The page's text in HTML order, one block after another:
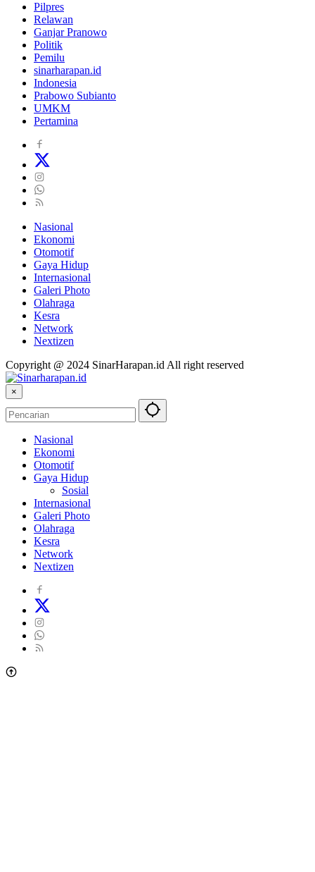
Pilpres
Relawan
Ganjar Pranowo
Politik
Pemilu
sinarharapan.id
Indonesia
Prabowo Subianto
UMKM
Pertamina
Nasional
Ekonomi
Otomotif
Gaya Hidup
Internasional
Galeri Photo
Olahraga
Kesra
Network
Nextizen
Copyright @ 2024 SinarHarapan.id All right reserved
×
Nasional
Ekonomi
Otomotif
Gaya Hidup
Sosial
Internasional
Galeri Photo
Olahraga
Kesra
Network
Nextizen